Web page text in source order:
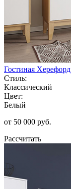
Гостиная Херефорд
Стиль:
Классический
Цвет:
Белый
от 50 000 руб.
Рассчитать